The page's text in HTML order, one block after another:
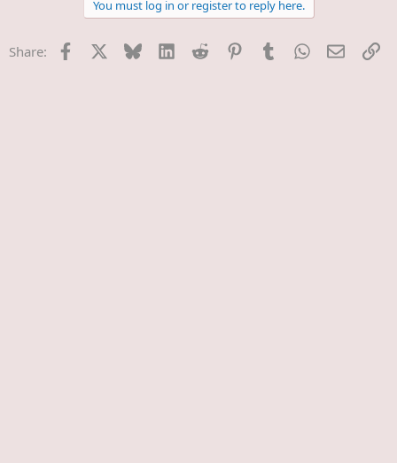
s
You must log in or register to reply here.
Share: Facebook Bluesky LinkedInReddit PinterestTumblrWhatsApp
E-Mail